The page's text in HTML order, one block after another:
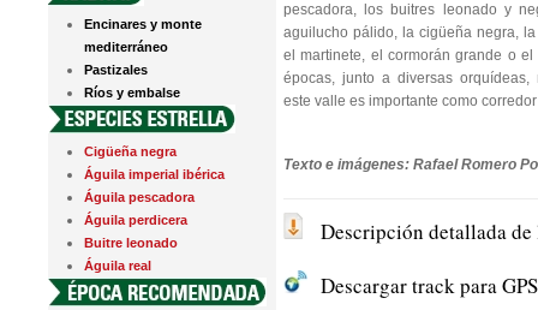
Encinares y monte
mediterráneo
Pastizales
Ríos y embalse
Cigüeña negra
Águila imperial ibérica
Águila pescadora
Águila perdicera
Buitre leonado
Águila real
pescadora, los buitres leonado y
aguilucho pálido, la cigüeña negra,
el martinete, el cormorán grande o
épocas, junto a diversas orquídeas,
este valle es importante como
Texto e imágenes: Rafael Romero
Descripción detallada de
Descargar track para